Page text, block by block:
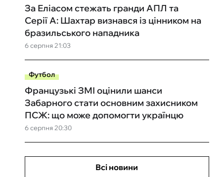
6 серпня 21:03
За Еліасом стежать гранди АПЛ та
Серії А: Шахтар визнався із цінником на
бразильського нападника
Футбол
6 серпня 20:30
Французькі ЗМІ оцінили шанси
Забарного стати основним захисником
ПСЖ: що може допомогти українцю
Всі новини